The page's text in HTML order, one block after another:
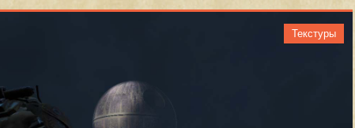
Текстуры